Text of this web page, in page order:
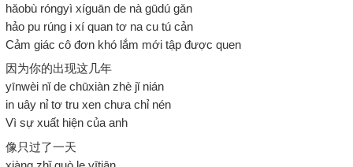
hǎobù róngyì xíguān de nà gūdú gǎn
hảo pu rúng i xí quan tơ na cu tú cản
Cảm giác cô đơn khó lắm mới tập được quen
因为你的出现这几年
yīnwèi nǐ de chūxiàn zhè jǐ nián
in uây nỉ tơ tru xen chưa chỉ nén
Vì sự xuất hiện của anh
像只过了一天